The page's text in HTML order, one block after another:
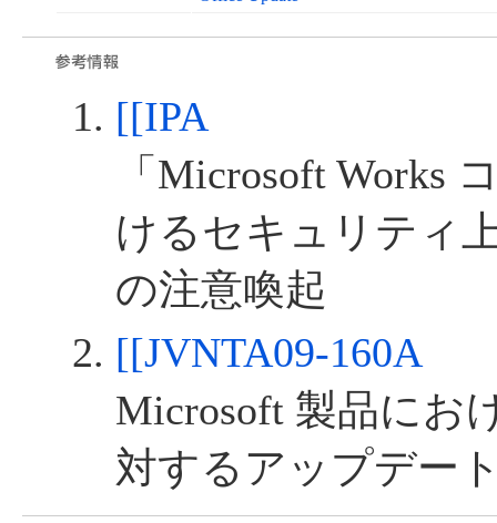
[[IPA
「Microsoft Works
けるセキュリティ
の注意喚起
[[JVNTA09-160A
Microsoft 製品にお
対するアップデー